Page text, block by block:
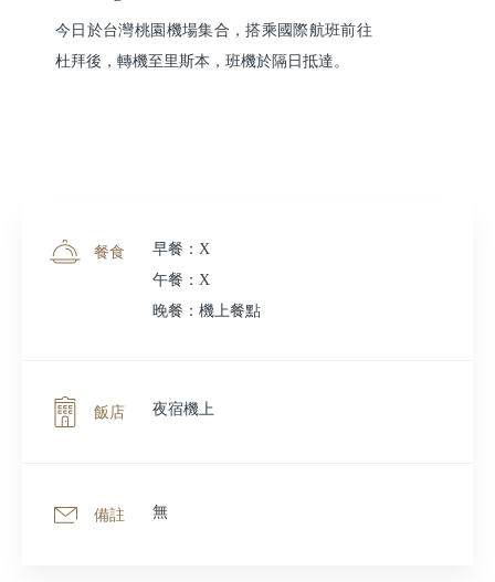
今日於台灣桃園機場集合，搭乘國際航班前往
杜拜後，轉機至里斯本，班機於隔日抵達。
餐食
早餐：X
午餐：X
晚餐：機上餐點
飯店 夜宿機上
備註 無